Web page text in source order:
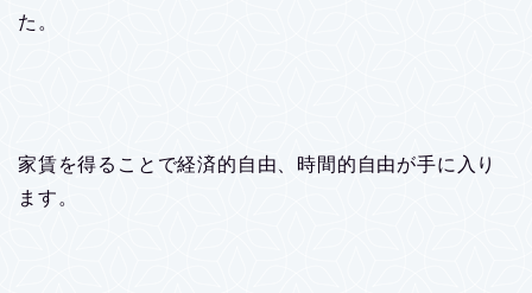
た。
家賃を得ることで経済的自由、時間的自由が手に入り
ます。